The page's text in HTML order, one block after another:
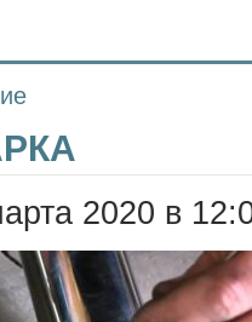
2020 в